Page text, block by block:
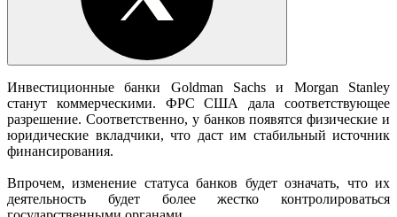
Инвестиционные банки Goldman Sachs и Morgan Stanley
станут коммерческими. ФРС США дала соответствующее
разрешение. Соответственно, у банков появятся физические и
юридические вкладчики, что даст им стабильный источник
финансирования.
Впрочем, изменение статуса банков будет означать, что их
деятельность будет более жестко контролироваться